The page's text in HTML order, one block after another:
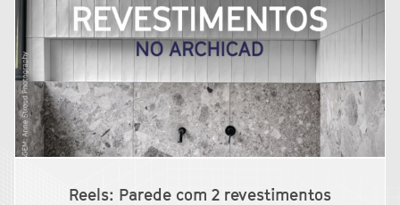
Reels: Parede com 2 revestimentos